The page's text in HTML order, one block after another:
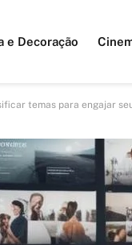
e Decoração
temas para engajar